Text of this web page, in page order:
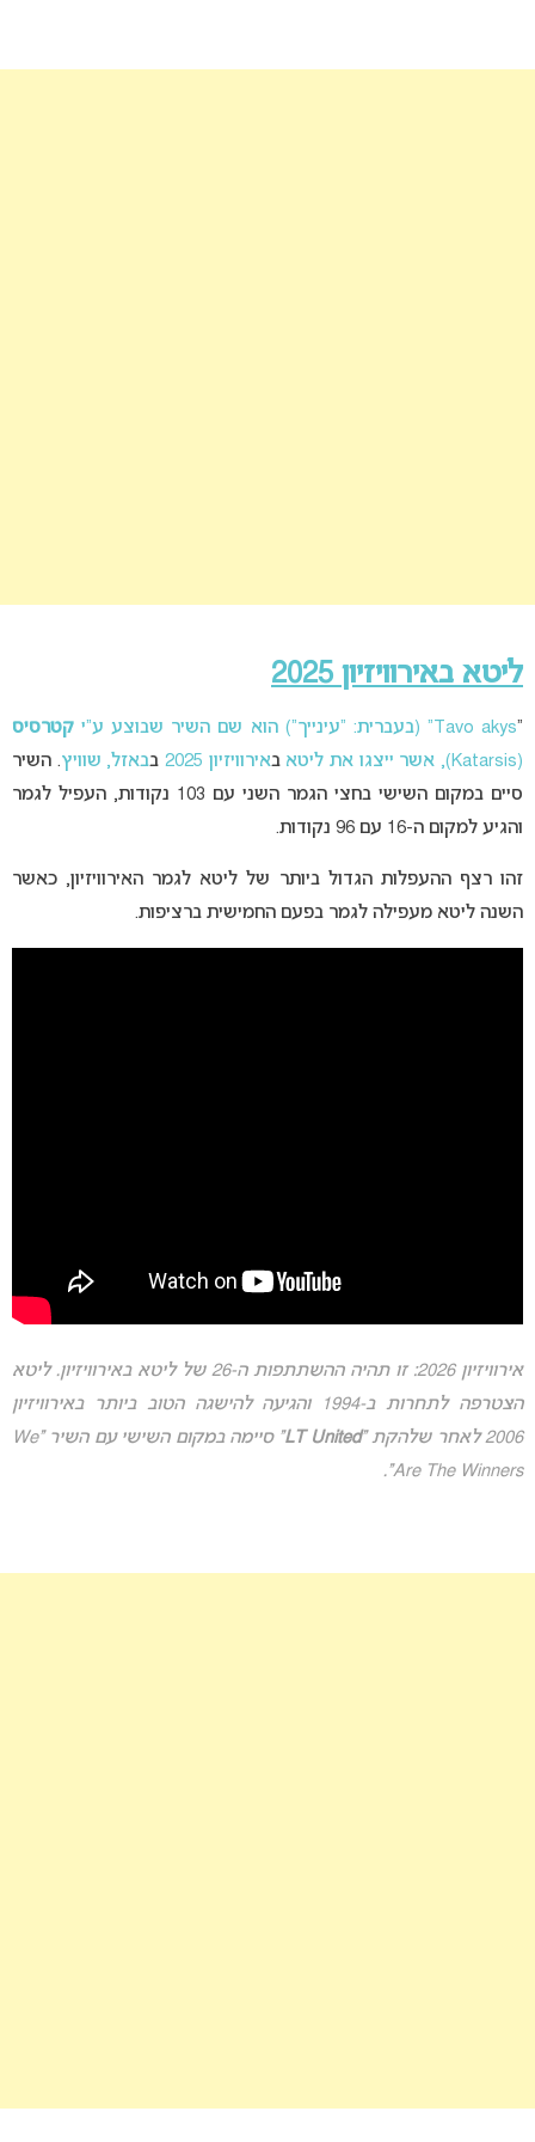
ליטא באירוויזיון 2025
“Tavo akys” (בעברית: “עינייך”) הוא שם השיר שבוצע ע”י
קטרסיס
(Katarsis), אשר ייצגו את ליטא
באירוויזיון 2025 בבאזל, שוויץ. השיר
סיים במקום השישי בחצי הגמר השני עם 103 נקודות, העפיל לגמר
והגיע למקום ה-16 עם 96 נקודות.
זהו רצף ההעפלות הגדול ביותר של ליטא לגמר האירוויזיון, כאשר
השנה ליטא מעפילה לגמר בפעם החמישית ברציפות.
אירוויזיון 2026: זו תהיה ההשתתפות ה-26 של ליטא באירוויזיון. ליטא
הצטרפה לתחרות ב-1994 והגיעה להישגה הטוב ביותר באירוויזיון
2006 לאחר שלהקת “
LT United
” סיימה במקום השישי עם השיר “We
Are The Winners”.